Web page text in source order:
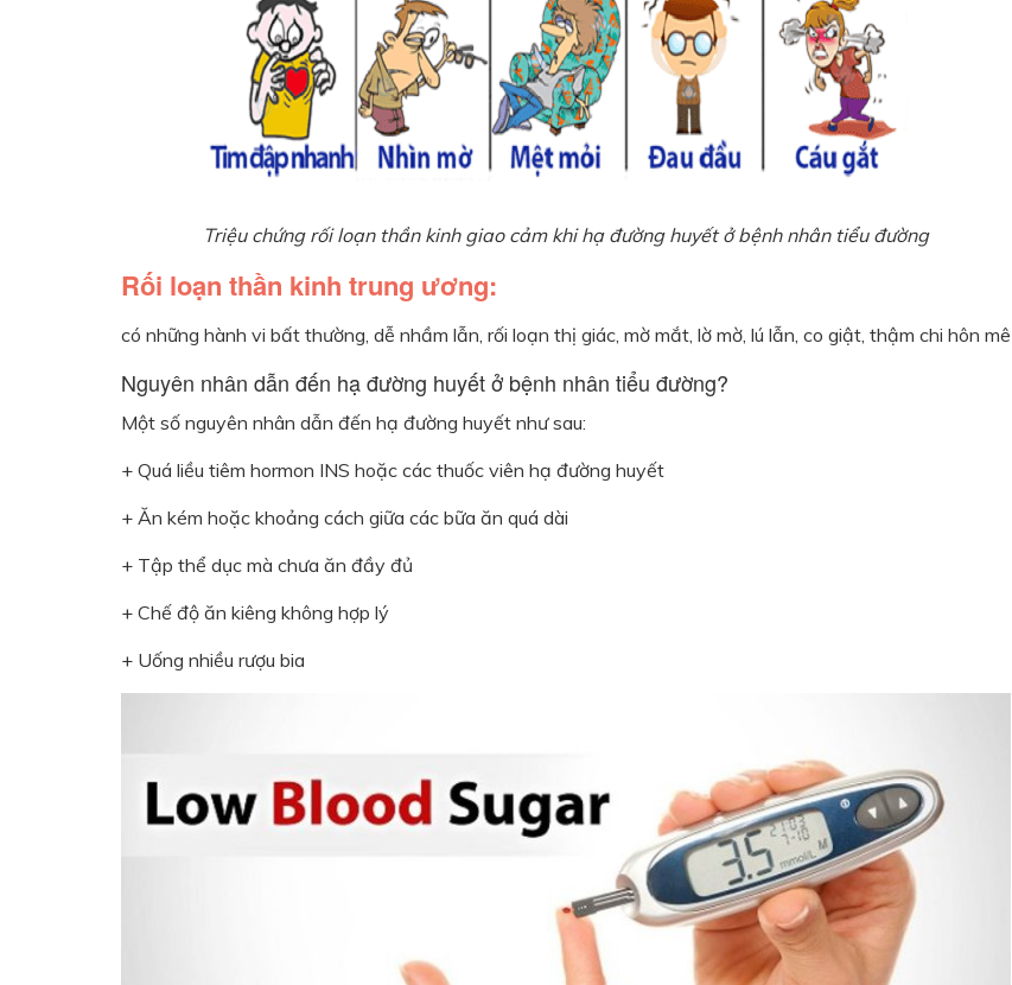
Triệu chứng rối loạn thần kinh giao cảm khi hạ đường huyết ở bệnh nhân tiểu đường
Rối loạn thần kinh trung ương:
có những hành vi bất thường, dễ nhầm lẫn, rối loạn thị giác, mờ mắt, lờ mờ, lú lẫn, co giật, thậm chi hôn mê
Nguyên nhân dẫn đến hạ đường huyết ở bệnh nhân tiểu đường?
Một số nguyên nhân dẫn đến hạ đường huyết như sau:
+ Quá liều tiêm hormon INS hoặc các thuốc viên hạ đường huyết
+ Ăn kém hoặc khoảng cách giữa các bữa ăn quá dài
+ Tập thể dục mà chưa ăn đầy đủ
+ Chế độ ăn kiêng không hợp lý
+ Uống nhiều rượu bia